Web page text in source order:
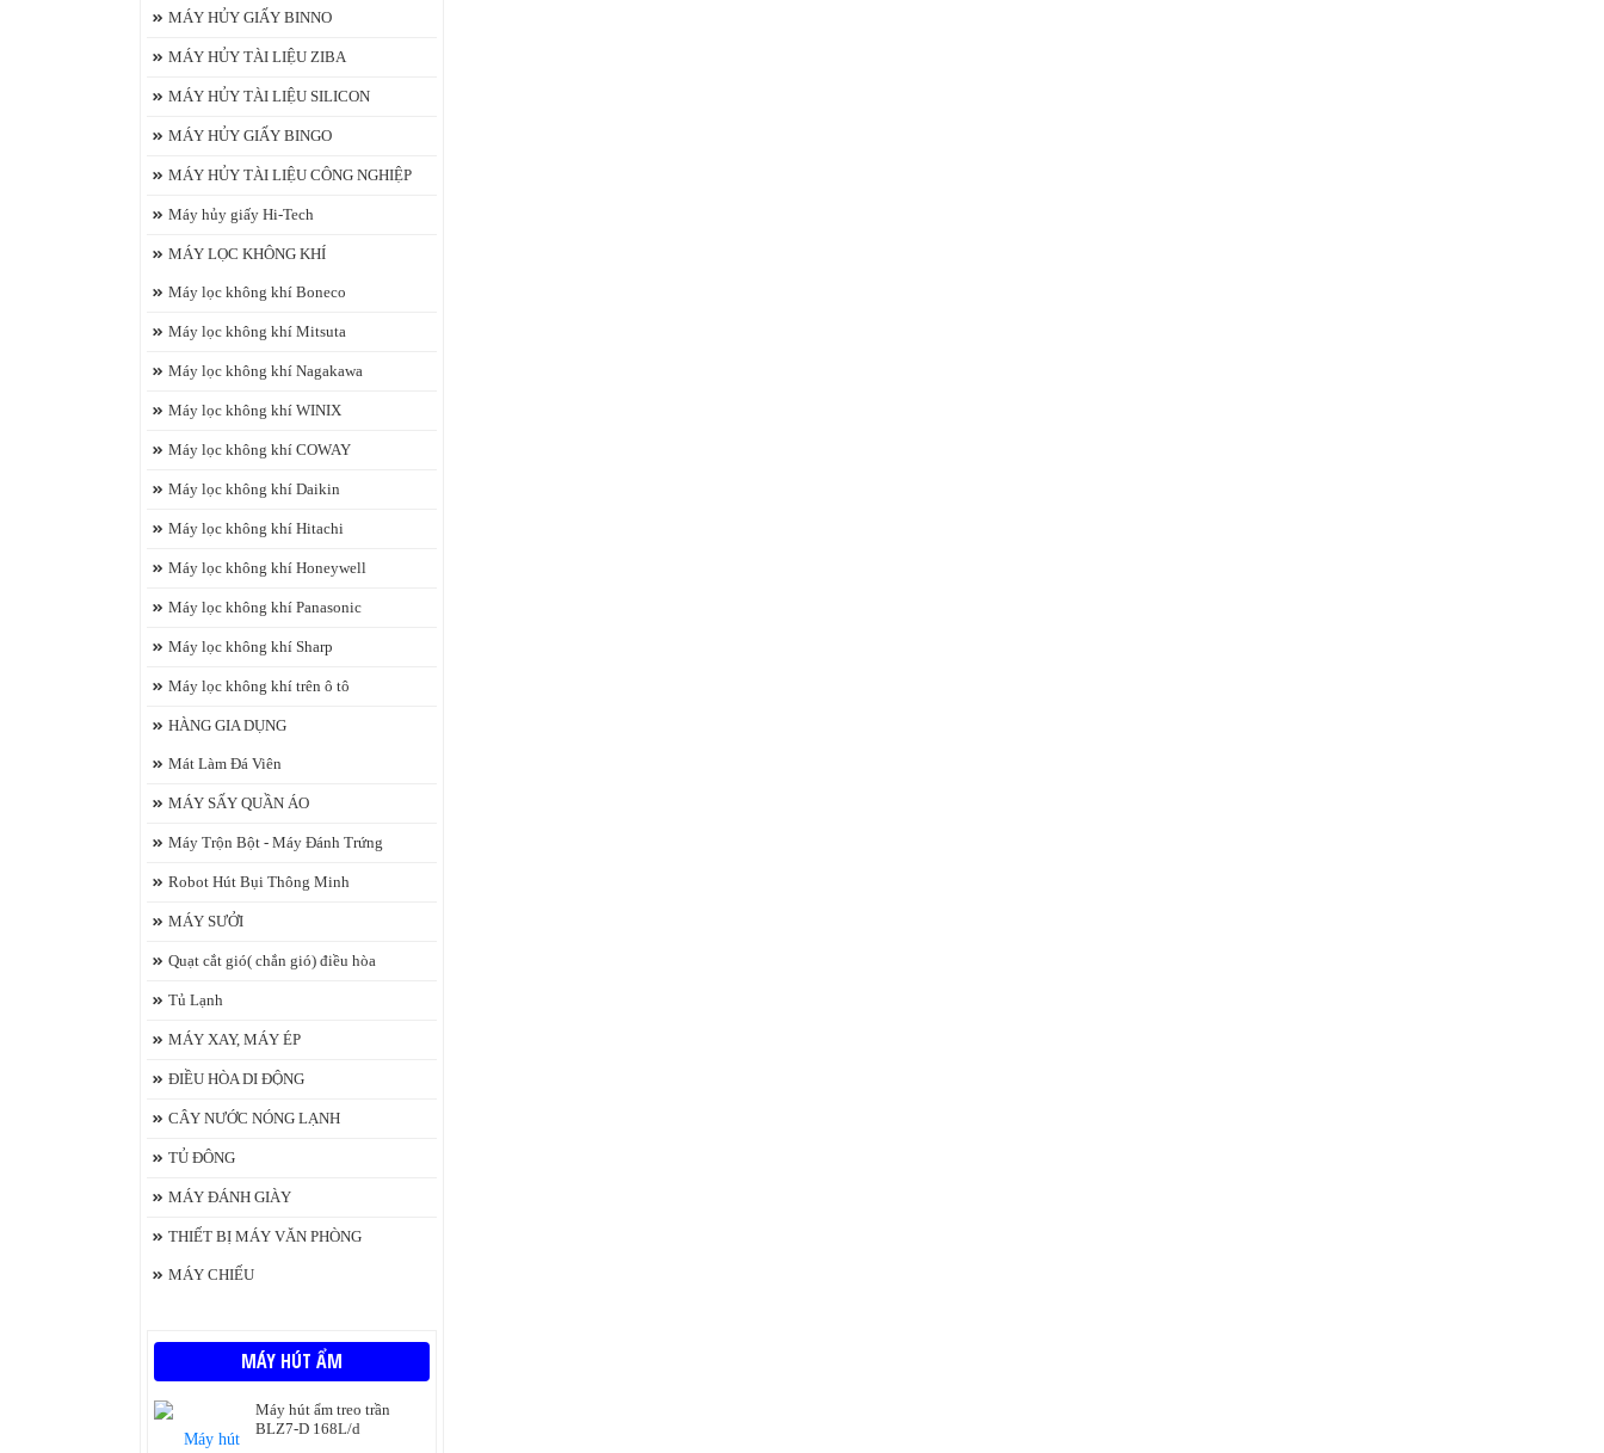
MÁY HỦY GIẤY BINNO
MÁY HỦY TÀI LIỆU ZIBA
MÁY HỦY TÀI LIỆU SILICON
MÁY HỦY GIẤY BINGO
MÁY HỦY TÀI LIỆU CÔNG NGHIỆP
Máy hủy giấy Hi-Tech
MÁY LỌC KHÔNG KHÍ
Máy lọc không khí Boneco
Máy lọc không khí Mitsuta
Máy lọc không khí Nagakawa
Máy lọc không khí WINIX
Máy lọc không khí COWAY
Máy lọc không khí Daikin
Máy lọc không khí Hitachi
Máy lọc không khí Honeywell
Máy lọc không khí Panasonic
Máy lọc không khí Sharp
Máy lọc không khí trên ô tô
HÀNG GIA DỤNG
Mát Làm Đá Viên
MÁY SẤY QUẦN ÁO
Máy Trộn Bột - Máy Đánh Trứng
Robot Hút Bụi Thông Minh
MÁY SƯỞI
Quạt cắt gió( chắn gió) điều hòa
Tủ Lạnh
MÁY XAY, MÁY ÉP
ĐIỀU HÒA DI ĐỘNG
CÂY NƯỚC NÓNG LẠNH
TỦ ĐÔNG
MÁY ĐÁNH GIÀY
THIẾT BỊ MÁY VĂN PHÒNG
MÁY CHIẾU
MÁY HÚT ẨM
Máy hút ẩm treo trần
BLZ7-D 168L/d